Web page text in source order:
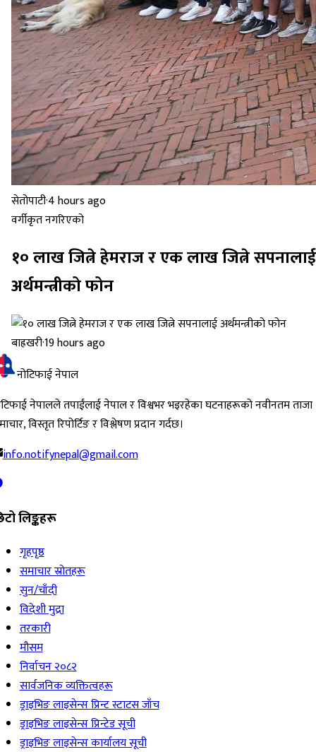
सेतोपाटी·4 hours ago
वर्गीकृत नगरिएको
१० लाख जित्ने हेमराज र एक लाख जित्ने सपनालाई
अर्थमन्त्रीको फोन
बाह्रखरी·19 hours ago
नोटिफाई नेपाल
नेपालले तपाईंलाई नेपाल र विश्वभर भइरहेका घटनाहरूको नवीनतम ताजा
विस्तृत रिपोर्टिङ र विश्लेषण प्रदान गर्दछ।
info.notifynepal@gmail.com
लिङ्कहरू
गृहपृष्ठ
समाचार स्रोतहरू
सुन/चाँदी
विदेशी मुद्रा
तरकारी
मौसम
निर्वाचन २०८२
सार्वजनिक व्यक्तित्वहरू
ड्राइभिङ लाइसेन्स प्रिन्ट स्टाटस जाँच
ड्राइभिङ लाइसेन्स प्रिन्टेड सूची
ड्राइभिङ लाइसेन्स कार्यालय सूची